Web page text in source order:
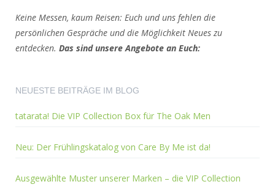
Keine Messen, kaum Reisen: Euch und uns fehlen die
persönlichen Gespräche und die Möglichkeit Neues zu
entdecken. Das sind unsere Angebote an Euch:
NEUESTE BEITRÄGE IM BLOG
tatarata! Die VIP Collection Box für The Oak Men
Neu: Der Frühlingskatalog von Care By Me ist da!
Ausgewählte Muster unserer Marken – die VIP Collection